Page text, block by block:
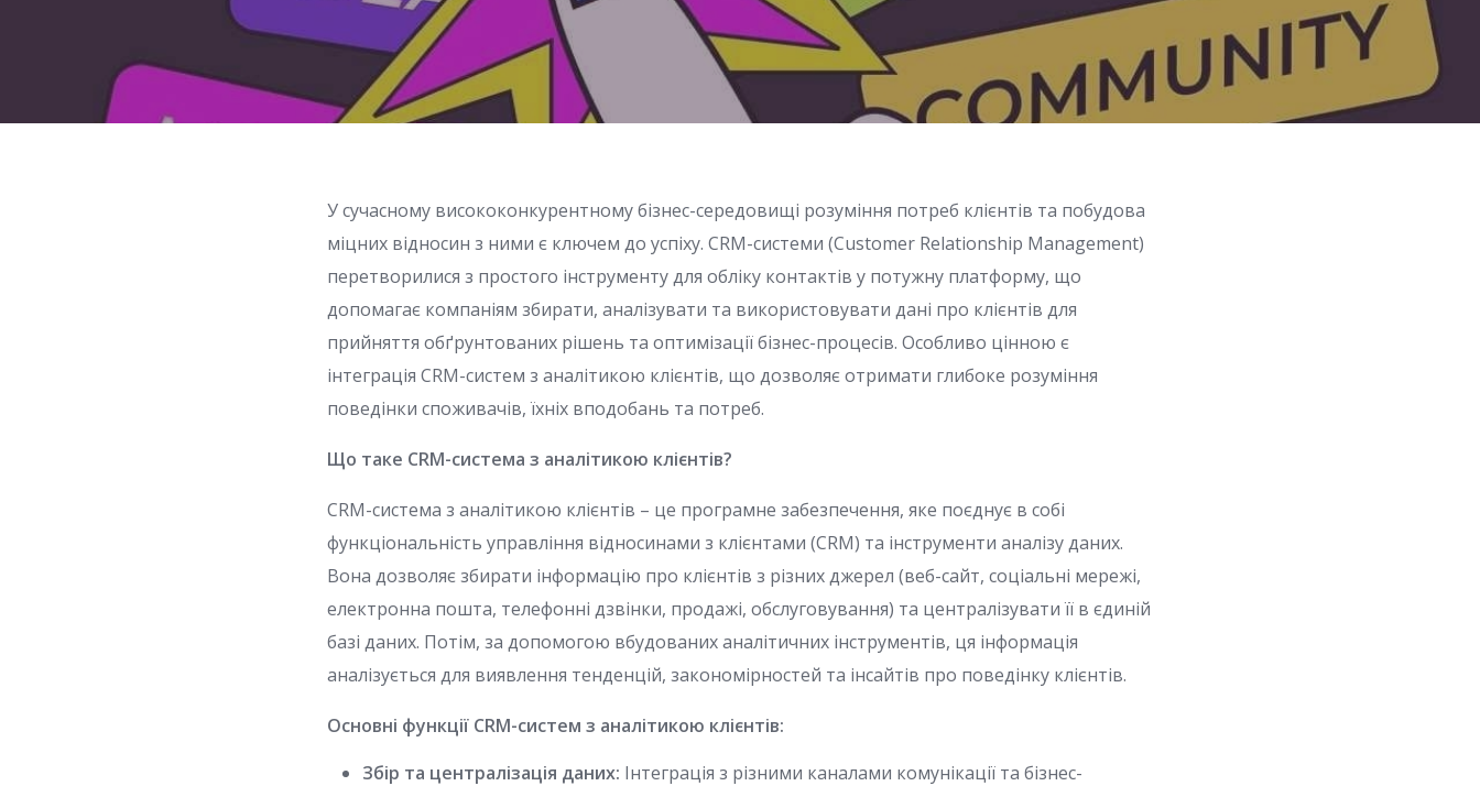
У сучасному висококонкурентному бізнес-середовищі розуміння потреб клієнтів та побудова
міцних відносин з ними є ключем до успіху. CRM-системи (Customer Relationship Management)
перетворилися з простого інструменту для обліку контактів у потужну платформу, що
допомагає компаніям збирати, аналізувати та використовувати дані про клієнтів для
прийняття обґрунтованих рішень та оптимізації бізнес-процесів. Особливо цінною є
інтеграція CRM-систем з аналітикою клієнтів, що дозволяє отримати глибоке розуміння
поведінки споживачів, їхніх вподобань та потреб.
Що таке CRM-система з аналітикою клієнтів?
CRM-система з аналітикою клієнтів – це програмне забезпечення, яке поєднує в собі
функціональність управління відносинами з клієнтами (CRM) та інструменти аналізу даних.
Вона дозволяє збирати інформацію про клієнтів з різних джерел (веб-сайт, соціальні мережі,
електронна пошта, телефонні дзвінки, продажі, обслуговування) та централізувати її в єдиній
базі даних. Потім, за допомогою вбудованих аналітичних інструментів, ця інформація
аналізується для виявлення тенденцій, закономірностей та інсайтів про поведінку клієнтів.
Основні функції CRM-систем з аналітикою клієнтів:
Збір та централізація даних: Інтеграція з різними каналами комунікації та бізнес-